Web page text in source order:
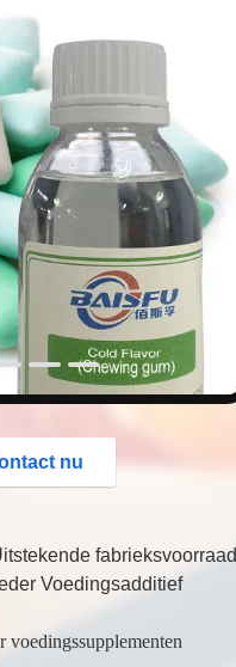
nu
fabrieksvoorraad
Voedingsadditief